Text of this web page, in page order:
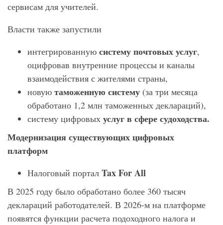
сервисам для учителей.
Власти также запустили
интегрированную систему почтовых услуг,
оцифровав внутренние процессы и каналы
взаимодействия с жителями страны,
новую таможенную систему (за три месяца
обработано 1,2 млн таможенных деклараций),
систему цифровых услуг в сфере судоходства.
Модернизация существующих цифровых
платформ
Налоговый портал TaxForAll
В 2025 году было обработано более 360 тысяч
деклараций работодателей. В 2026-м на платформе
появятся функции расчета подоходного налога и